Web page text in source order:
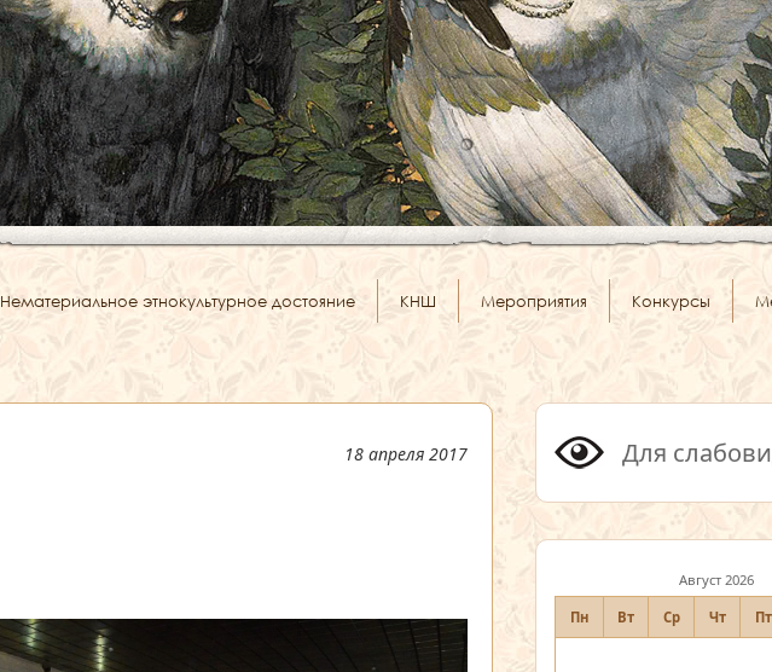
Нематериальное этнокультурное достояние КНШ Мероприятия Конкурсы
18 апреля 2017 Для
Август 2026
Пн Вт Ср Чт Пт